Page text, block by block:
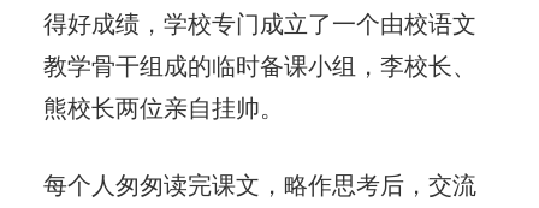
得好成绩，学校专门成立了一个由校语文
教学骨干组成的临时备课小组，李校长、
熊校长两位亲自挂帅。
每个人匆匆读完课文，略作思考后，交流